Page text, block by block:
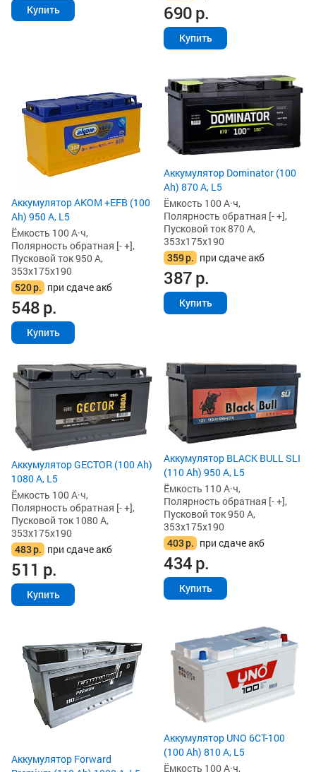
Купить 690р.
Купить
Аккумулятор AKOM +EFB (100
Ah) 950 А, L5
Ёмкость 100 А·ч,
Полярность обратная [- +],
Пусковой ток 950 А,
353x175x190
520р. при сдаче акб
548р.
Купить
Аккумулятор Dominator (100
Ah) 870 А, L5
Ёмкость 100 А·ч,
Полярность обратная [- +],
Пусковой ток 870 А,
353x175x190
359р. при сдаче акб
387р.
Купить
Аккумулятор GECTOR (100 Ah)
1080 А, L5
Ёмкость 100 А·ч,
Полярность обратная [- +],
Пусковой ток 1080 А,
353x175x190
483р. при сдаче акб
511 р.
Купить
Аккумулятор BLACK BULL SLI
(110 Ah) 950 А, L5
Ёмкость 110 А·ч,
Полярность обратная [- +],
Пусковой ток 950 А,
353x175x190
403р. при сдаче акб
434р.
Купить
Аккумулятор Forward
Аккумулятор UNO 6CT-100
(100 Ah) 810 А, L5
Ёмкость 100 А·ч,